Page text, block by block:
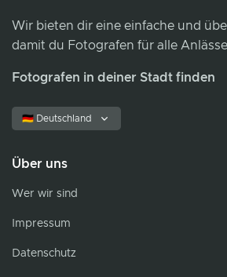
Wir bieten dir eine einfache und
damit du Fotografen für alle
Fotografen in deiner Stadt finden
🇩🇪 Deutschland
Über uns
Wer wir sind
Impressum
Datenschutz